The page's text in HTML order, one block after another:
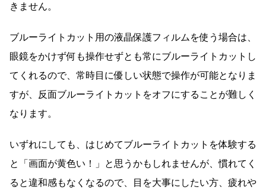
きません。
ブルーライトカット用の液晶保護フィルムを使う場合は、
眼鏡をかけず何も操作せずとも常にブルーライトカットし
てくれるので、常時目に優しい状態で操作が可能となりま
すが、反面ブルーライトカットをオフにすることが難しく
なります。
いずれにしても、はじめてブルーライトカットを体験する
と「画面が黄色い！」と思うかもしれませんが、慣れてく
ると違和感もなくなるので、目を大事にしたい方、疲れや